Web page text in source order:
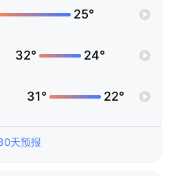
25°
32° 24°
31° 22°
天预报